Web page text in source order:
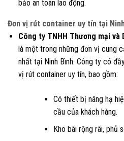
bảo an toàn lao động.
Đơn vị rút container uy tín tại
Công ty TNHH Thương mại và
là một trong những đơn vị cung
nhất tại Ninh Bình. Công ty có
vị rút container uy tín, bao gồm:
Có thiết bị nâng hạ
cầu của khách hàng.
Kho bãi rộng rãi, phủ